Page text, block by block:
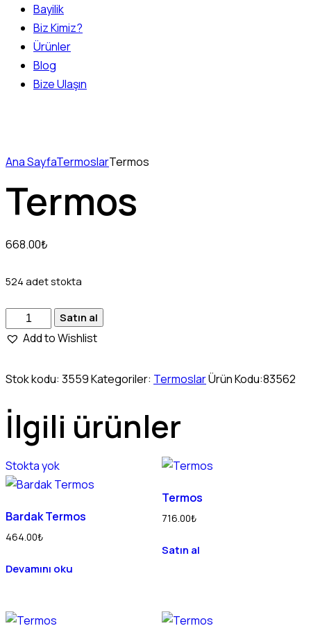
Bayilik
Biz Kimiz?
Ürünler
Blog
Bize Ulaşın
Ana SayfaTermoslarTermos
Termos
668.00₺
524 adet stokta
Satın al
Add to Wishlist
Stok kodu: 3559Kategoriler: TermoslarÜrün Kodu:83562
İlgili ürünler
Stokta yok
Bardak Termos
464.00₺
Devamını oku
Termos
716.00₺
Satın al